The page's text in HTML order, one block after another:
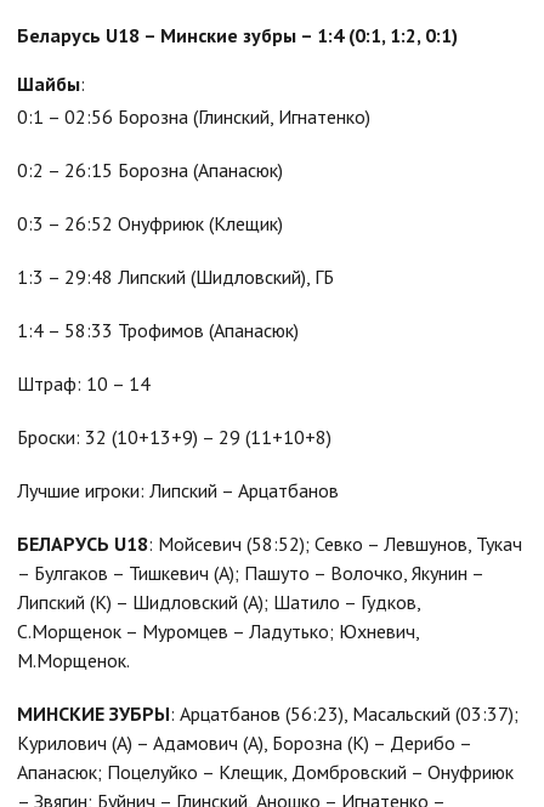
Беларусь U18 – Минские зубры – 1:4 (0:1, 1:2, 0:1)
Шайбы:
0:1 – 02:56 Борозна (Глинский, Игнатенко)
0:2 – 26:15 Борозна (Апанасюк)
0:3 – 26:52 Онуфриюк (Клещик)
1:3 – 29:48 Липский (Шидловский), ГБ
1:4 – 58:33 Трофимов (Апанасюк)
Штраф: 10 – 14
Броски: 32 (10+13+9) – 29 (11+10+8)
Лучшие игроки: Липский – Арцатбанов
БЕЛАРУСЬ U18: Мойсевич (58:52); Севко – Левшунов, Тукач
– Булгаков – Тишкевич (А); Пашуто – Волочко, Якунин –
Липский (К) – Шидловский (А); Шатило – Гудков,
С.Морщенок – Муромцев – Ладутько; Юхневич,
М.Морщенок.
МИНСКИЕ ЗУБРЫ: Арцатбанов (56:23), Масальский (03:37);
Курилович (А) – Адамович (А), Борозна (К) – Дерибо –
Апанасюк; Поцелуйко – Клещик, Домбровский – Онуфриюк
– Звягин; Буйнич – Глинский, Аношко – Игнатенко –